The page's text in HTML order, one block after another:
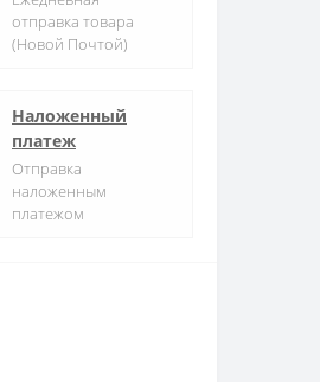
отправка товара
(Новой Почтой)
Наложенный
платеж
Отправка
наложенным
платежом